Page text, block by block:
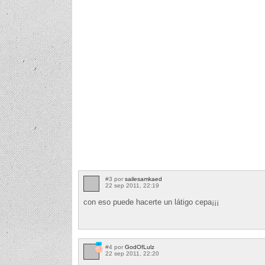
#3 por sailesamkaed
22 sep 2011, 22:19
con eso puede hacerte un látigo cepa¡¡¡
#4 por GodOfLulz
22 sep 2011, 22:20